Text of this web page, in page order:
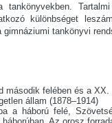
különbséget
tankönyvi
második felében és a XX.
állam (1878–1914)
a háború felé,